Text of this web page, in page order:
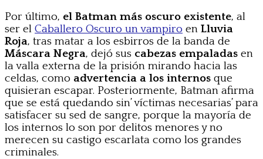
Por último, el Batman más oscuro existente, al
ser el Caballero Oscuro un vampiro en Lluvia
Roja, tras matar a los esbirros de la banda de
Máscara Negra, dejó sus cabezas empaladas en
la valla externa de la prisión mirando hacia las
celdas, como advertencia a los internos que
quisieran escapar. Posteriormente, Batman afirma
que se está quedando sin’ víctimas necesarias’ para
satisfacer su sed de sangre, porque la mayoría de
los internos lo son por delitos menores y no
merecen su castigo escarlata como los grandes
criminales.